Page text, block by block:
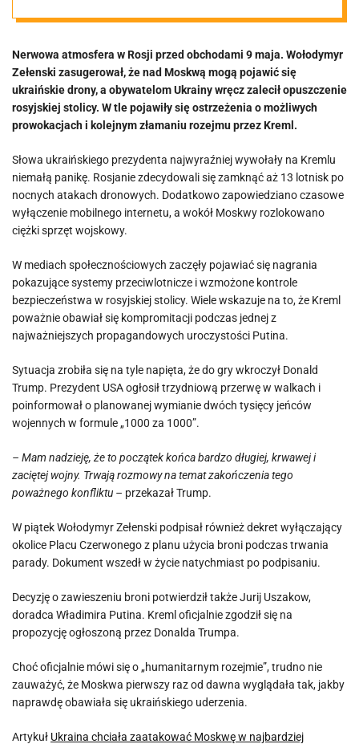
bezbronnym
momencie.
Interweniował
Trump
Nerwowa atmosfera w Rosji przed obchodami 9 maja. Wołodymyr
Zełenski zasugerował, że nad Moskwą mogą pojawić się
ukraińskie drony, a obywatelom Ukrainy wręcz zalecił opuszczenie
rosyjskiej stolicy. W tle pojawiły się ostrzeżenia o możliwych
prowokacjach i kolejnym złamaniu rozejmu przez Kreml.
Słowa ukraińskiego prezydenta najwyraźniej wywołały na Kremlu
niemałą panikę. Rosjanie zdecydowali się zamknąć aż 13 lotnisk po
nocnych atakach dronowych. Dodatkowo zapowiedziano czasowe
wyłączenie mobilnego internetu, a wokół Moskwy rozlokowano
ciężki sprzęt wojskowy.
W mediach społecznościowych zaczęły pojawiać się nagrania
pokazujące systemy przeciwlotnicze i wzmożone kontrole
bezpieczeństwa w rosyjskiej stolicy. Wiele wskazuje na to, że Kreml
poważnie obawiał się kompromitacji podczas jednej z
najważniejszych propagandowych uroczystości Putina.
Sytuacja zrobiła się na tyle napięta, że do gry wkroczył Donald
Trump. Prezydent USA ogłosił trzydniową przerwę w walkach i
poinformował o planowanej wymianie dwóch tysięcy jeńców
wojennych w formule „1000 za 1000”.
– Mam nadzieję, że to początek końca bardzo długiej, krwawej i
zaciętej wojny. Trwają rozmowy na temat zakończenia tego
poważnego konfliktu – przekazał Trump.
W piątek Wołodymyr Zełenski podpisał również dekret wyłączający
okolice Placu Czerwonego z planu użycia broni podczas trwania
parady. Dokument wszedł w życie natychmiast po podpisaniu.
Decyzję o zawieszeniu broni potwierdził także Jurij Uszakow,
doradca Władimira Putina. Kreml oficjalnie zgodził się na
propozycję ogłoszoną przez Donalda Trumpa.
Choć oficjalnie mówi się o „humanitarnym rozejmie”, trudno nie
zauważyć, że Moskwa pierwszy raz od dawna wyglądała tak, jakby
naprawdę obawiała się ukraińskiego uderzenia.
Artykuł Ukraina chciała zaatakować Moskwę w najbardziej